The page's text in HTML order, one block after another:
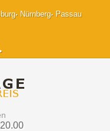
Nürnberg
Passau